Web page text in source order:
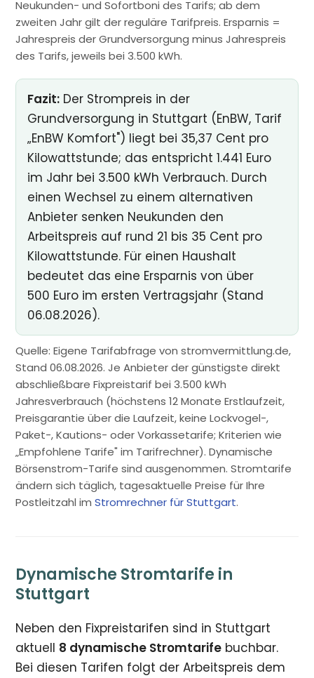
Neukunden- und Sofortboni des Tarifs; ab dem
zweiten Jahr gilt der reguläre Tarifpreis. Ersparnis =
Jahrespreis der Grundversorgung minus Jahrespreis
des Tarifs, jeweils bei 3.500 kWh.
Fazit: Der Strompreis in der
Grundversorgung in Stuttgart (EnBW, Tarif
„EnBW Komfort") liegt bei 35,37 Cent pro
Kilowattstunde; das entspricht 1.441 Euro
im Jahr bei 3.500 kWh Verbrauch. Durch
einen Wechsel zu einem alternativen
Anbieter senken Neukunden den
Arbeitspreis auf rund 21 bis 35 Cent pro
Kilowattstunde. Für einen Haushalt
bedeutet das eine Ersparnis von über
500 Euro im ersten Vertragsjahr (Stand
06.08.2026).
Quelle: Eigene Tarifabfrage von stromvermittlung.de,
Stand 06.08.2026. Je Anbieter der günstigste direkt
abschließbare Fixpreistarif bei 3.500 kWh
Jahresverbrauch (höchstens 12 Monate Erstlaufzeit,
Preisgarantie über die Laufzeit, keine Lockvogel-,
Paket-, Kautions- oder Vorkassetarife; Kriterien wie
„Empfohlene Tarife" im Tarifrechner). Dynamische
Börsenstrom-Tarife sind ausgenommen. Stromtarife
ändern sich täglich, tagesaktuelle Preise für Ihre
Postleitzahl imStromrechner für Stuttgart.
Dynamische Stromtarife in
Stuttgart
Neben den Fixpreistarifen sind in Stuttgart
aktuell 8 dynamische Stromtarife buchbar.
Bei diesen Tarifen folgt der Arbeitspreis dem